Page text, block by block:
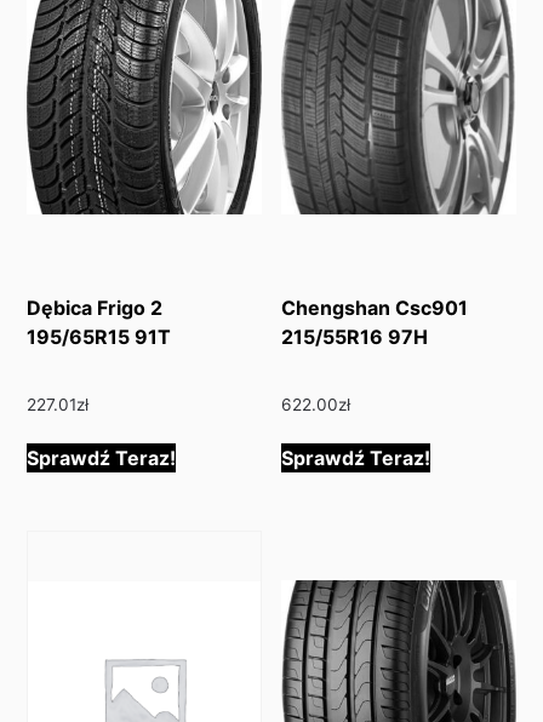
Dębica Frigo 2
195/65R15 91T
227.01zł
Sprawdź Teraz!
Chengshan Csc901
215/55R16 97H
622.00zł
Sprawdź Teraz!